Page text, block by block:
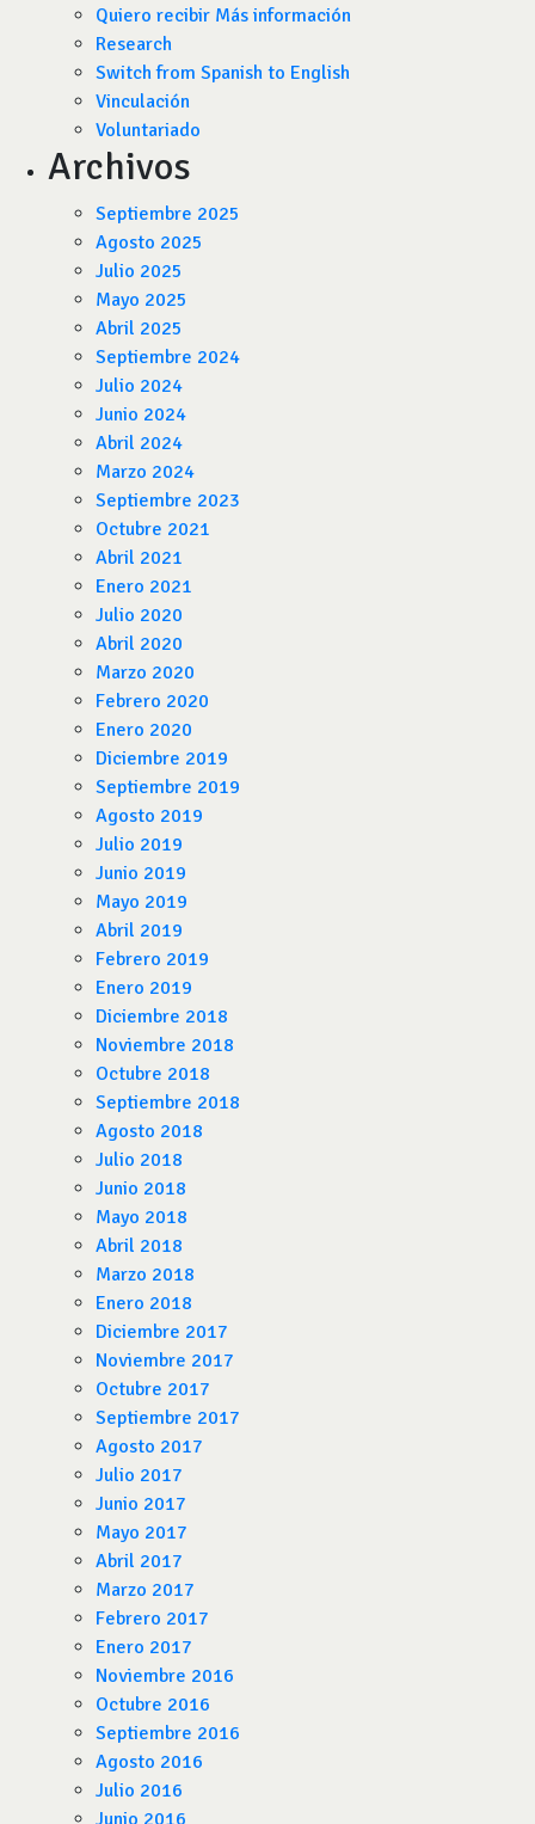
Quiero recibir Más información
Research
Switch from Spanish to English
Vinculación
Voluntariado
Archivos
Septiembre 2025
Agosto 2025
Julio 2025
Mayo 2025
Abril 2025
Septiembre 2024
Julio 2024
Junio 2024
Abril 2024
Marzo 2024
Septiembre 2023
Octubre 2021
Abril 2021
Enero 2021
Julio 2020
Abril 2020
Marzo 2020
Febrero 2020
Enero 2020
Diciembre 2019
Septiembre 2019
Agosto 2019
Julio 2019
Junio 2019
Mayo 2019
Abril 2019
Febrero 2019
Enero 2019
Diciembre 2018
Noviembre 2018
Octubre 2018
Septiembre 2018
Agosto 2018
Julio 2018
Junio 2018
Mayo 2018
Abril 2018
Marzo 2018
Enero 2018
Diciembre 2017
Noviembre 2017
Octubre 2017
Septiembre 2017
Agosto 2017
Julio 2017
Junio 2017
Mayo 2017
Abril 2017
Marzo 2017
Febrero 2017
Enero 2017
Noviembre 2016
Octubre 2016
Septiembre 2016
Agosto 2016
Julio 2016
Junio 2016